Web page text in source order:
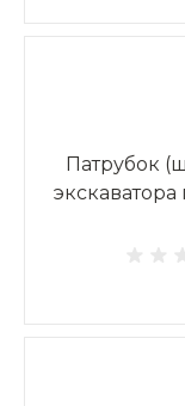
Патрубок
экскаватора